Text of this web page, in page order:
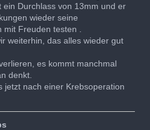
ein Durchlass von 13mm und er
wieder seine
Freuden testen .
weiterhin, das alles wieder gut
es kommt manchmal
denkt.
jetzt nach einer Krebsoperation